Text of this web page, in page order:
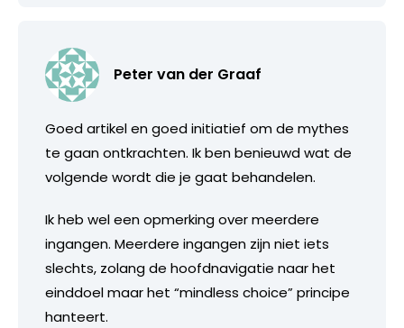
Peter van der Graaf
Goed artikel en goed initiatief om de mythes
te gaan ontkrachten. Ik ben benieuwd wat de
volgende wordt die je gaat behandelen.
Ik heb wel een opmerking over meerdere
ingangen. Meerdere ingangen zijn niet iets
slechts, zolang de hoofdnavigatie naar het
einddoel maar het “mindless choice” principe
hanteert.